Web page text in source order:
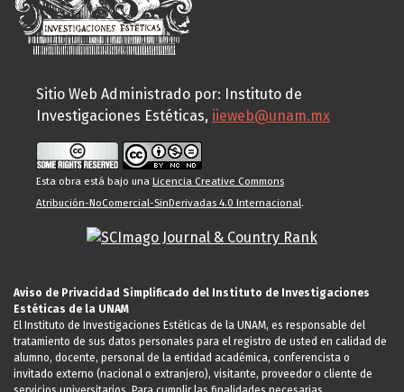
Sitio Web Administrado por: Instituto de
Investigaciones Estéticas, iieweb@unam.mx
Esta obra está bajo una Licencia Creative Commons
Atribución-NoComercial-SinDerivadas 4.0 Internacional.
Aviso de Privacidad Simplificado del Instituto de Investigaciones
Estéticas de la UNAM
El Instituto de Investigaciones Estéticas de la UNAM, es responsable del
tratamiento de sus datos personales para el registro de usted en calidad de
alumno, docente, personal de la entidad académica, conferencista o
invitado externo (nacional o extranjero), visitante, proveedor o cliente de